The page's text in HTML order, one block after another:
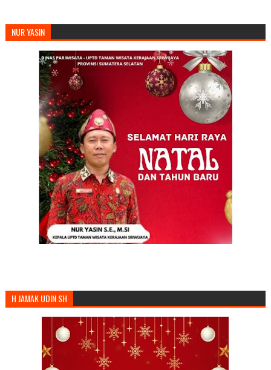
NUR YASIN
H JAMAK UDIN SH